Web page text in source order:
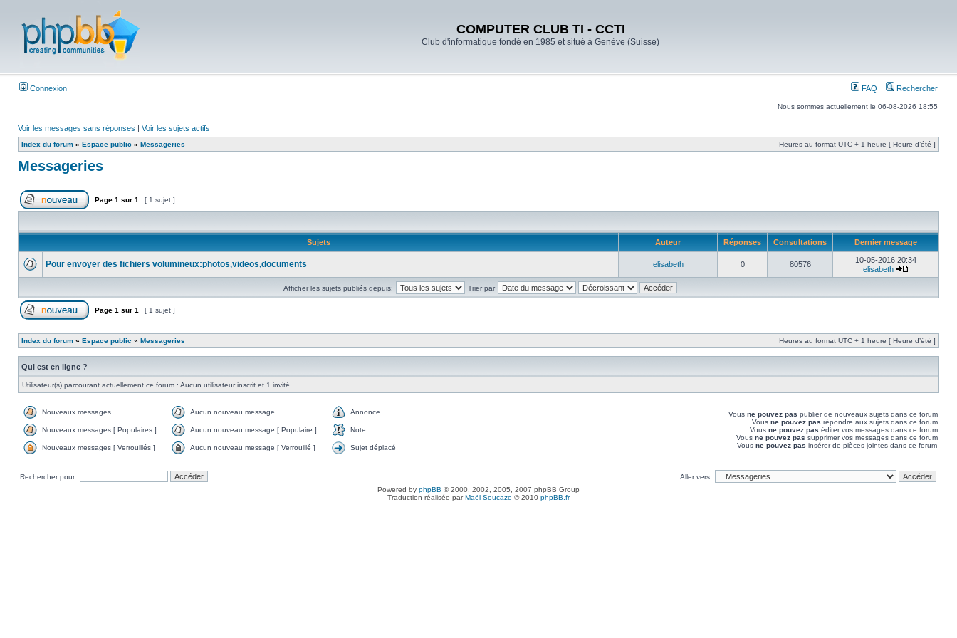
COMPUTER CLUB TI - CCTI
Club d'informatique fondé en 1985 et situé à Genève (Suisse)
Connexion FAQ Rechercher
Nous sommes actuellement le 06-08-2026 18:55
Voir les messages sans réponses | Voir les sujets actifs
Index du forum » Espace public » Messageries Heures au format UTC + 1 heure [ Heure d’été ]
Messageries
Page 1 sur 1 [ 1 sujet ]
Sujets Auteur Réponses Consultations Dernier message
Pour envoyer des fichiers volumineux:photos,videos,documents elisabeth 0 80576
10-05-2016 20:34
elisabeth
Afficher les sujets publiés depuis: Trier par
Page 1 sur 1 [ 1 sujet ]
Index du forum » Espace public » Messageries Heures au format UTC + 1 heure [ Heure d’été ]
Qui est en ligne ?
Utilisateur(s) parcourant actuellement ce forum : Aucun utilisateur inscrit et 1 invité
Nouveaux messages Aucun nouveau message Annonce
Nouveaux messages [ Populaires ] Aucun nouveau message [ Populaire ] Note
Nouveaux messages [ Verrouillés ] Aucun nouveau message [ Verrouillé ] Sujet déplacé
Vous ne pouvez pas publier de nouveaux sujets dans ce forum
Vous ne pouvez pas répondre aux sujets dans ce forum
Vous ne pouvez pas éditer vos messages dans ce forum
Vous ne pouvez pas supprimer vos messages dans ce forum
Vous ne pouvez pas insérer de pièces jointes dans ce forum
Rechercher pour:
Aller vers:
Powered by phpBB © 2000, 2002, 2005, 2007 phpBB Group
Traduction réalisée parMaël Soucaze © 2010 phpBB.fr